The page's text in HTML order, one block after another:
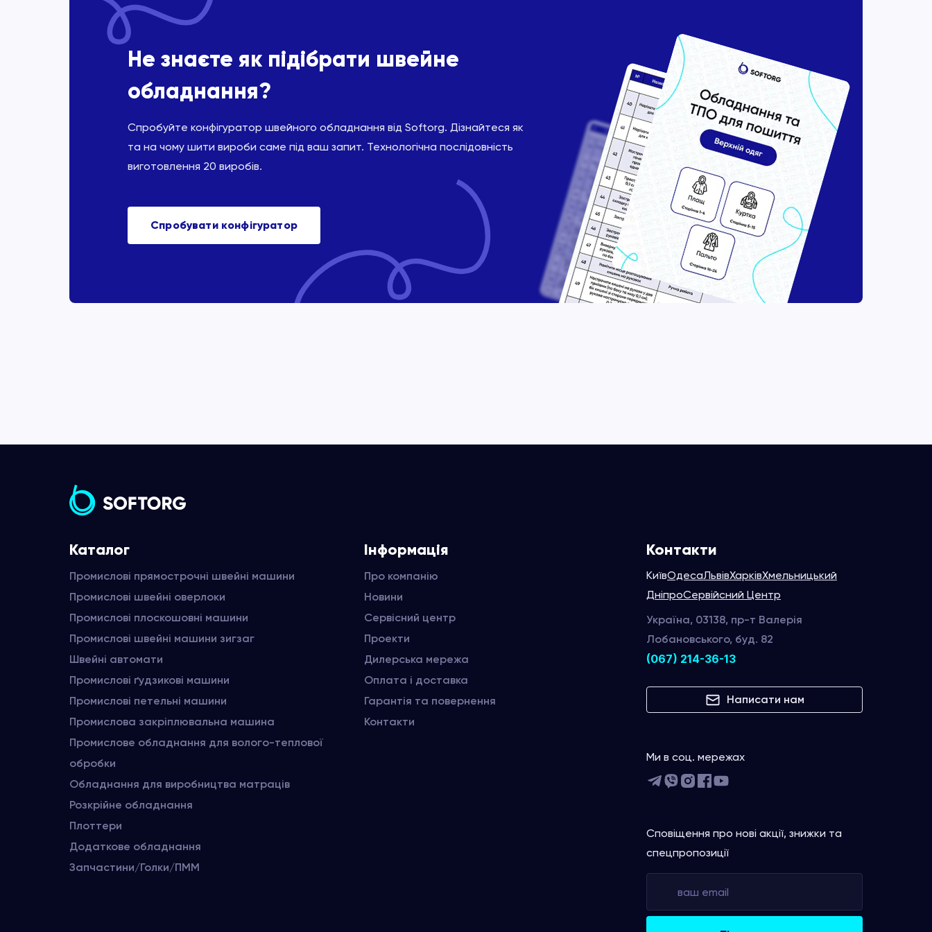
Не знаєте як підібрати швейне
обладнання?
Спробуйте конфігуратор швейного обладнання від Softorg. Дізнайтеся як
та на чому шити вироби саме під ваш запит. Технологічна послідовність
виготовлення 20 виробів.
Спробувати конфігуратор
Каталог
Промислові прямострочні швейні машини
Промислові швейні оверлоки
Промислові плоскошовні машини
Промислові швейні машини зигзаг
Швейні автомати
Промислові ґудзикові машини
Промислові петельні машини
Промислова закріплювальна машина
Промислове обладнання для волого-теплової
обробки
Обладнання для виробництва матраців
Розкрійне обладнання
Плоттери
Додаткове обладнання
Запчастини/Голки/ПММ
Інформація
Про компанію
Новини
Сервісний центр
Проекти
Дилерська мережа
Оплата і доставка
Гарантія та повернення
Контакти
Контакти
КиївОдесаЛьвівХарківХмельницький
ДніпроСервійсний Центр
Україна, 03138, пр-т Валерія
Лобановського, буд. 82
(067) 214-36-13
Написати нам
Ми в соц. мережах
Сповіщення про нові акції, знижки та
спецпропозиції